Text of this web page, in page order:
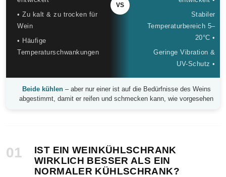
• Zu kalt & zu trocken für
Wein
• Häufige
Temperaturschwankungen
VS
Stabiler
Temperaturbereich 5–
20°C •
Geringe Vibration &
UV-Schutz •
Beide kühlen– aber nur einer ist auf die Bedürfnisse des Weins
abgestimmt, damit er reifen und schmecken kann, wie vorgesehen
01
IST EIN WEINKÜHLSCHRANK
WIRKLICH BESSER ALS EIN
NORMALER KÜHLSCHRANK?